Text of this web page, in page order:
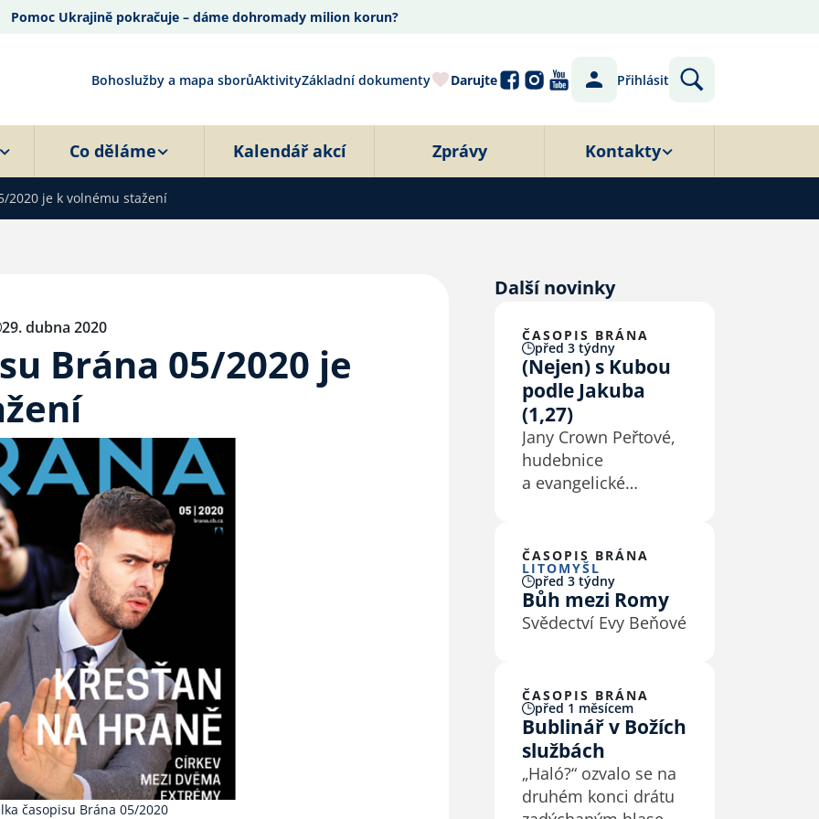
Pomoc Ukrajině pokračuje – dáme dohromady milion korun?
Bohoslužby a mapa sborůAktivityZákladní dokumenty Darujte Přihlásit
Co děláme Kalendář akcí Zprávy Kontakty
2020 je k volnému stažení
29. dubna 2020
Brána 05/2020 je
časopisu Brána 05/2020
Další novinky
ČASOPIS BRÁNA
před 3 týdny
(Nejen) s Kubou
podle Jakuba
(1,27)
Jany Crown Peřtové,
hudebnice
a evangelické
ČASOPIS BRÁNA
LITOMYŠL
před 3 týdny
Bůh mezi Romy
Svědectví Evy Beňové
ČASOPIS BRÁNA
před 1 měsícem
Bublinář v Božích
službách
„Haló?“ ozvalo se na
druhém konci drátu